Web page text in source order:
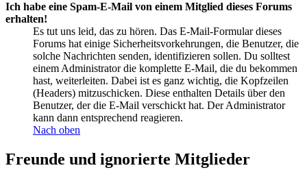
Ich habe eine Spam-E-Mail von einem Mitglied dieses Forums
erhalten!
Es tut uns leid, das zu hören. Das E-Mail-Formular dieses
Forums hat einige Sicherheitsvorkehrungen, die Benutzer, die
solche Nachrichten senden, identifizieren sollen. Du solltest
einem Administrator die komplette E-Mail, die du bekommen
hast, weiterleiten. Dabei ist es ganz wichtig, die Kopfzeilen
(Headers) mitzuschicken. Diese enthalten Details über den
Benutzer, der die E-Mail verschickt hat. Der Administrator
kann dann entsprechend reagieren.
Nach oben
Freunde und ignorierte Mitglieder